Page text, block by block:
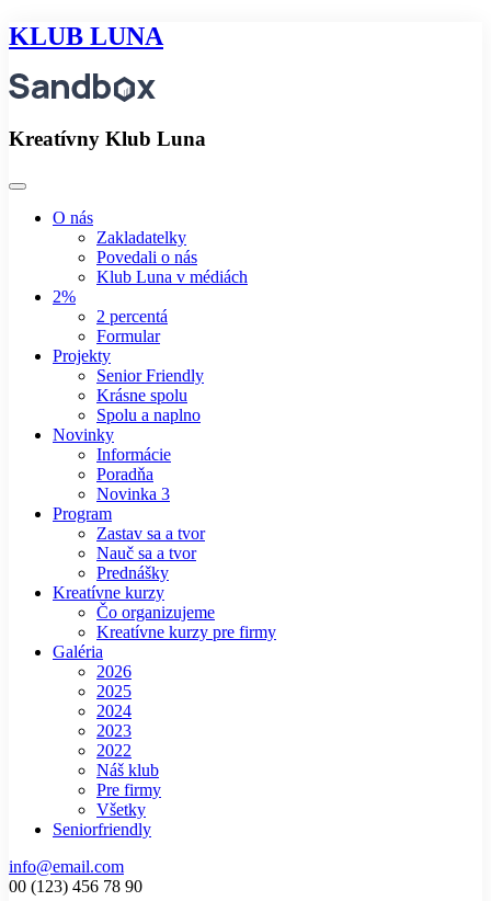
KLUB LUNA
Kreatívny Klub Luna
O nás
Zakladatelky
Povedali o nás
Klub Luna v médiách
2%
2 percentá
Formular
Projekty
Senior Friendly
Krásne spolu
Spolu a naplno
Novinky
Informácie
Poradňa
Novinka 3
Program
Zastav sa a tvor
Nauč sa a tvor
Prednášky
Kreatívne kurzy
Čo organizujeme
Kreatívne kurzy pre firmy
Galéria
2026
2025
2024
2023
2022
Náš klub
Pre firmy
Všetky
Seniorfriendly
info@email.com
00 (123) 456 78 90